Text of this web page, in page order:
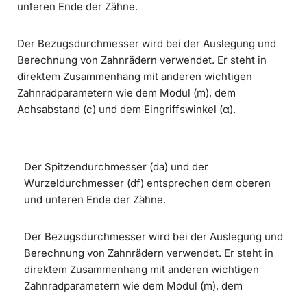
unteren Ende der Zähne.
Der Bezugsdurchmesser wird bei der Auslegung und
Berechnung von Zahnrädern verwendet. Er steht in
direktem Zusammenhang mit anderen wichtigen
Zahnradparametern wie dem Modul (m), dem
Achsabstand (c) und dem Eingriffswinkel (α).
Der Spitzendurchmesser (da) und der
Wurzeldurchmesser (df) entsprechen dem oberen
und unteren Ende der Zähne.
Der Bezugsdurchmesser wird bei der Auslegung und
Berechnung von Zahnrädern verwendet. Er steht in
direktem Zusammenhang mit anderen wichtigen
Zahnradparametern wie dem Modul (m), dem